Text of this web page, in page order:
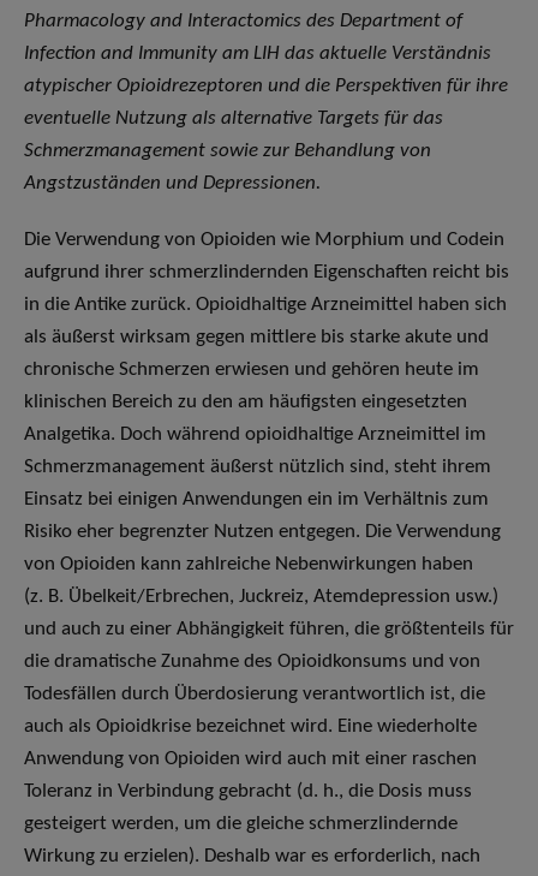
Pharmacology and Interactomics des Department of
Infection and Immunity am LIH das aktuelle Verständnis
atypischer Opioidrezeptoren und die Perspektiven für ihre
eventuelle Nutzung als alternative Targets für das
Schmerzmanagement sowie zur Behandlung von
Angstzuständen und Depressionen.
Die Verwendung von Opioiden wie Morphium und Codein
aufgrund ihrer schmerzlindernden Eigenschaften reicht bis
in die Antike zurück. Opioidhaltige Arzneimittel haben sich
als äußerst wirksam gegen mittlere bis starke akute und
chronische Schmerzen erwiesen und gehören heute im
klinischen Bereich zu den am häufigsten eingesetzten
Analgetika. Doch während opioidhaltige Arzneimittel im
Schmerzmanagement äußerst nützlich sind, steht ihrem
Einsatz bei einigen Anwendungen ein im Verhältnis zum
Risiko eher begrenzter Nutzen entgegen. Die Verwendung
von Opioiden kann zahlreiche Nebenwirkungen haben
(z. B. Übelkeit/Erbrechen, Juckreiz, Atemdepression usw.)
und auch zu einer Abhängigkeit führen, die größtenteils für
die dramatische Zunahme des Opioidkonsums und von
Todesfällen durch Überdosierung verantwortlich ist, die
auch als Opioidkrise bezeichnet wird. Eine wiederholte
Anwendung von Opioiden wird auch mit einer raschen
Toleranz in Verbindung gebracht (d. h., die Dosis muss
gesteigert werden, um die gleiche schmerzlindernde
Wirkung zu erzielen). Deshalb war es erforderlich, nach